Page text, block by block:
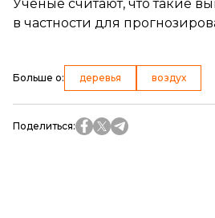
Ученые считают, что такие
в частности для
Больше о: деревья воздух
Поделиться: